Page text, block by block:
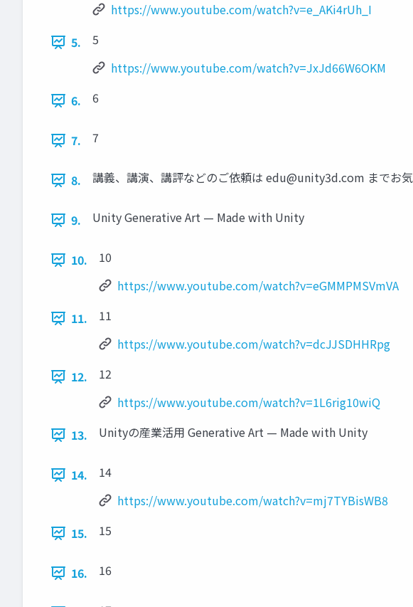
https://www.youtube.com/watch?v=e_AKi4rUh_I
5.
5
https://www.youtube.com/watch?v=JxJd66W6OKM
6.
6
7. 7
8. 講義、講演、講評などのご依頼は edu@unity3d.com までお
9. Unity Generative Art — Made with Unity
10.
10
https://www.youtube.com/watch?v=eGMMPMSVmVA
11.
11
https://www.youtube.com/watch?v=dcJJSDHHRpg
12.
12
https://www.youtube.com/watch?v=1L6rig10wiQ
13.
Unityの産業活用 Generative Art — Made with Unity
14.
14
https://www.youtube.com/watch?v=mj7TYBisWB8
15.
15
16. 16